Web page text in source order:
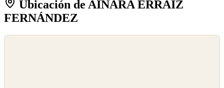
Ubicación de AINARA ERRAIZ
FERNÁNDEZ